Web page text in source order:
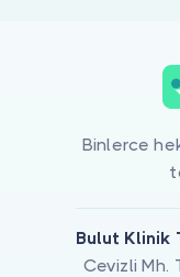
Binlerce
Bulut Klinik
Cevizli Mh.